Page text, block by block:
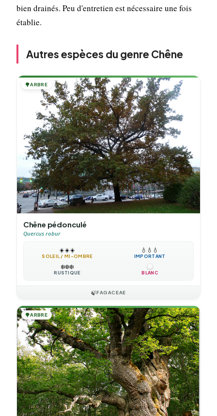
bien drainés. Peu d'entretien est nécessaire une fois
établie.
Autres espèces du genre Chêne
🌳ARBRE
Chêne pédonculé
Quercus robur
☀️☀️☀️
SOLEIL / MI-OMBRE
💧 💧 💧
IMPORTANT
❄️❄️❄️
RUSTIQUE BLANC
🍃FAGACEAE
🌳ARBRE